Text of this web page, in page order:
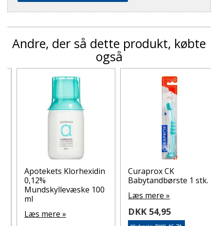
Andre, der så dette produkt, købte
også
Apotekets Klorhexidin
0,12%
Mundskyllevæske 100
Læs mere »
Curaprox CK
Babytandbørste 1 stk.
Læs mere »
DKK 54,95